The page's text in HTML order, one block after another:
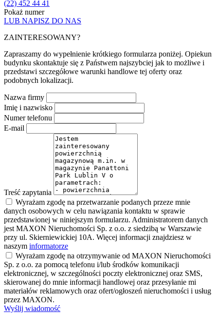
(22) 452 44 41
Pokaż numer
LUB NAPISZ DO NAS
ZAINTERESOWANY?
Zapraszamy do wypełnienie krótkiego formularza poniżej. Opiekun
budynku skontaktuje się z Państwem najszybciej jak to możliwe i
przedstawi szczegółowe warunki handlowe tej oferty oraz
podobnych lokalizacji.
Nazwa firmy
Imię i nazwisko
Numer telefonu
E-mail
Treść zapytania
Wyrażam zgodę na przetwarzanie podanych przeze mnie
danych osobowych w celu nawiązania kontaktu w sprawie
przedstawionej w niniejszym formularzu. Administratorem danych
jest MAXON Nieruchomości Sp. z o.o. z siedzibą w Warszawie
przy ul. Skierniewickiej 10A. Więcej informacji znajdziesz w
naszym informatorze
Wyrażam zgodę na otrzymywanie od MAXON Nieruchomości
Sp. z o.o. za pomocą telefonu i/lub środków komunikacji
elektronicznej, w szczególności poczty elektronicznej oraz SMS,
skierowanej do mnie informacji handlowej oraz przesyłanie mi
materiałów reklamowych oraz ofert/ogłoszeń nieruchomości i usług
przez MAXON.
Wyślij wiadomość